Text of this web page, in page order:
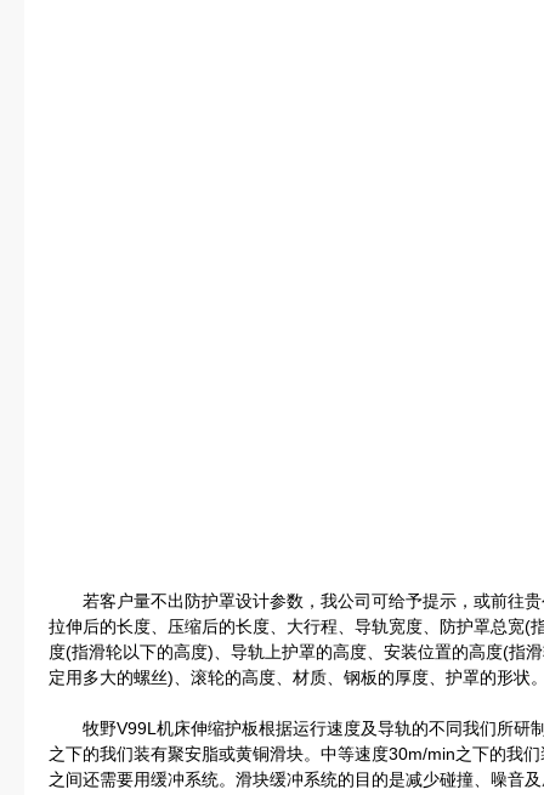
若客户量不出防护罩设计参数，我公司可给予提示，或前往贵
拉伸后的长度、压缩后的长度、大行程、导轨宽度、防护罩总宽(
度(指滑轮以下的高度)、导轨上护罩的高度、安装位置的高度(指
定用多大的螺丝)、滚轮的高度、材质、钢板的厚度、护罩的形状
牧野V99L机床伸缩护板根据运行速度及导轨的不同我们所研
之下的我们装有聚安脂或黄铜滑块。中等速度30m/min之下的我
之间还需要用缓冲系统。滑块缓冲系统的目的是减少碰撞、噪音